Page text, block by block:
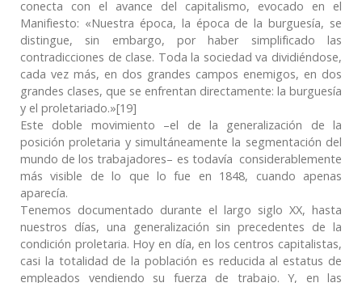
conecta con el avance del capitalismo, evocado en el
Manifiesto: «Nuestra época, la época de la burguesía, se
distingue, sin embargo, por haber simplificado las
contradicciones de clase. Toda la sociedad va dividiéndose,
cada vez más, en dos grandes campos enemigos, en dos
grandes clases, que se enfrentan directamente: la burguesía
y el proletariado.»[19]
Este doble movimiento –el de la generalización de la
posición proletaria y simultáneamente la segmentación del
mundo de los trabajadores– es todavía considerablemente
más visible de lo que lo fue en 1848, cuando apenas
aparecía.
Tenemos documentado durante el largo siglo XX, hasta
nuestros días, una generalización sin precedentes de la
condición proletaria. Hoy en día, en los centros capitalistas,
casi la totalidad de la población es reducida al estatus de
empleados vendiendo su fuerza de trabajo. Y, en las